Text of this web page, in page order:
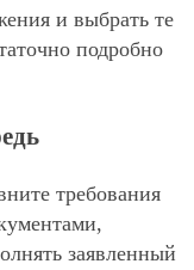
и выбрать те
подробно
требования
заявленный